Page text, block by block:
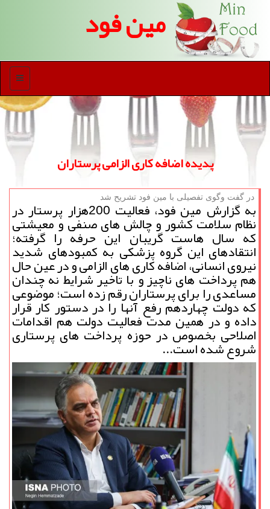
مین فود
منو
پدیده اضافه کاری الزامی پرستاران
در گفت وگوی تفصیلی با مین فود تشریح شد
به گزارش مین فود، فعالیت 200هزار پرستار در
نظام سلامت کشور و چالش های صنفی و معیشتی
که سال هاست گریبان این حرفه را گرفته؛
انتقادهای این گروه پزشکی به کمبودهای شدید
نیروی انسانی، اضافه کاری های الزامی و در عین حال
هم پرداخت های ناچیز و با تاخیر شرایط نه چندان
مساعدی را برای پرستاران رقم زده است؛ موضوعی
که دولت چهاردهم رفع آنها را در دستور کار قرار
داده و در همین مدت فعالیت دولت هم اقدامات
اصلاحی بخصوص در حوزه پرداخت های پرستاری
شروع شده است...